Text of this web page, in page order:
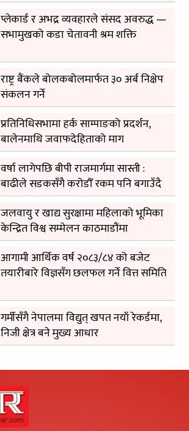
प्लेकार्ड र अभद्र व्यवहारले संसद अवरुद्ध —
सभामुखको कडा चेतावनी श्रम शक्ति
राष्ट्र बैंकले बोलकबोलमार्फत ३० अर्ब निक्षेप
संकलन गर्ने
प्रतिनिधिसभामा हर्क साम्पाङको प्रदर्शन,
बालेनमाथि जवाफदेहिताको माग
वर्षा लागेपछि बीपी राजमार्गमा सास्ती :
बाढीले सडकसँगै करोडौँ रकम पनि बगाउँदै
जलवायु र खाद्य सुरक्षामा महिलाको भूमिका
केन्द्रित विश्व सम्मेलन काठमाडौंमा
आगामी आर्थिक वर्ष २०८३/८४ को बजेट
तयारीबारे विज्ञसँग छलफल गर्ने वित्त समिति
गर्मीसँगै नेपालमा विद्युत् खपत नयाँ रेकर्डमा,
निजी क्षेत्र बने मुख्य आधार